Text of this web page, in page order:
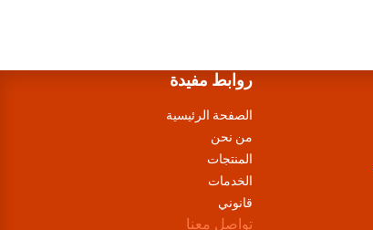
روابط مفيدة
الصفحة الرئيسية
من نحن
المنتجات
الخدمات
قانوني
تواصل معنا